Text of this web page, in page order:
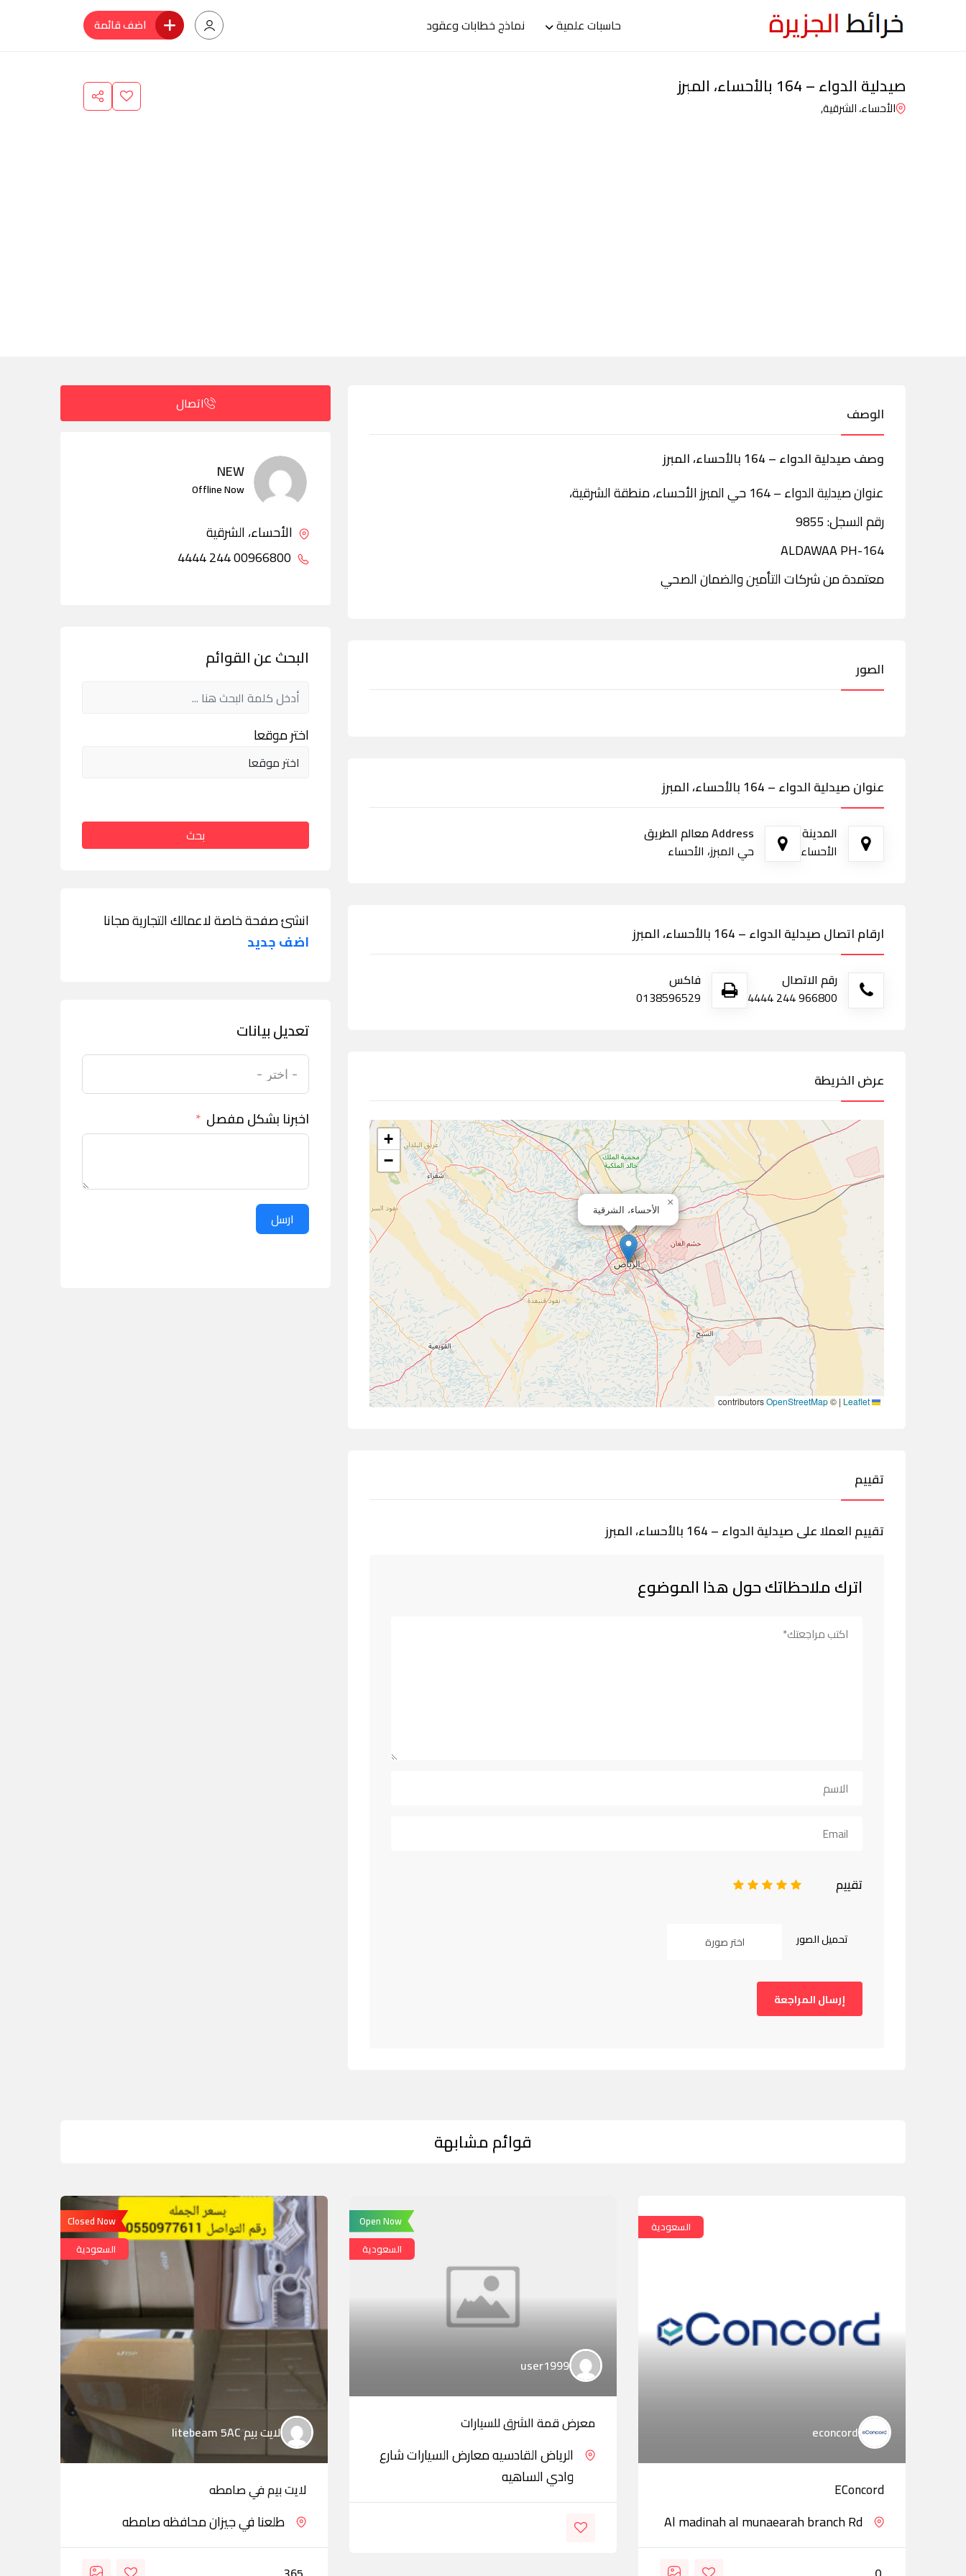
حاسبات علمية نماذج خطابات وعقود اضف قائمة
صيدلية الدواء – 164 بالأحساء، المبرز
الأحساء، الشرقية,
الوصف
وصف صيدلية الدواء – 164 بالأحساء، المبرز
عنوان صيدلية الدواء – 164 حي المبرز الأحساء، منطقة الشرقية،
رقم السجل: 9855
ALDAWAA PH-164
معتمدة من شركات التأمين والضمان الصحي
الصور
عنوان صيدلية الدواء – 164 بالأحساء، المبرز
المدينة
الأحساء
Address معالم الطريق
حي المبرز، الأحساء
ارقام اتصال صيدلية الدواء – 164 بالأحساء، المبرز
رقم الاتصال
966800 244 4444
فاكس
0138596529
عرض الخريطة
الأحساء، الشرقية
×
+
−
|
©
OpenStreetMap
تقييم
تقييم العملا على صيدلية الدواء – 164 بالأحساء، المبرز
اترك ملاحظاتك حول هذا الموضوع
تقييم 5
4
3
2
تحميل الصور اختر صورة
اتصال
NEW
Offline Now
الأحساء، الشرقية
البحث عن القوائم
اختر موقعا
بحث
انشئ صفحة خاصة لاعمالك التجارية مجانا
اضف جديد
تعديل بيانات
اخبرنا بشكل مفصل
ارسل
قوائم مشابهة
السعودية
econcord
EConcord
Al madinah al munaearah branch Rd
Open Now
السعودية
user1999
معرض قمة الشرق للسيارات
الرياض القادسيه معارض السيارات شارع
وادي الساهيه
Closed Now
السعودية
لايت بيم litebeam 5AC
لايت بيم في صامطه
طلعنا في جيزان محافظه صامطه